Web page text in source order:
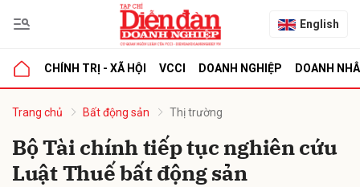
English
CHÍNH TRỊ - XÃ HỘI VCCI DOANH NGHIỆP DOANH
Trang chủ Bất động sản Thị trường
Bộ Tài chính tiếp tục nghiên cứu
Luật Thuế bất động sản
luận